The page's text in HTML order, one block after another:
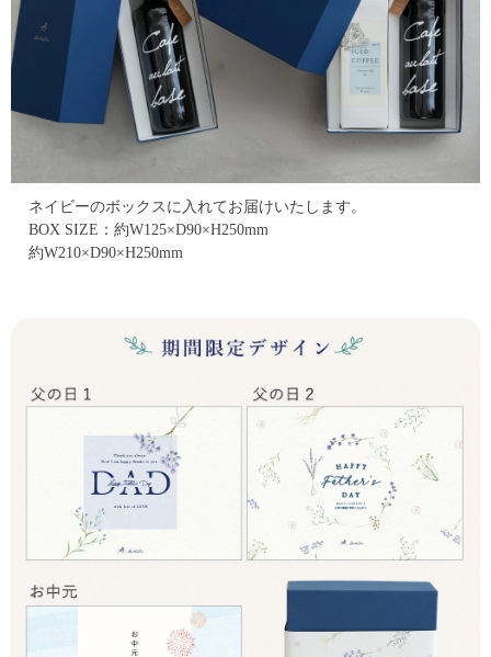
ネイビーのボックスに入れてお届けいたします。
BOX SIZE：約W125×D90×H250mm
約W210×D90×H250mm